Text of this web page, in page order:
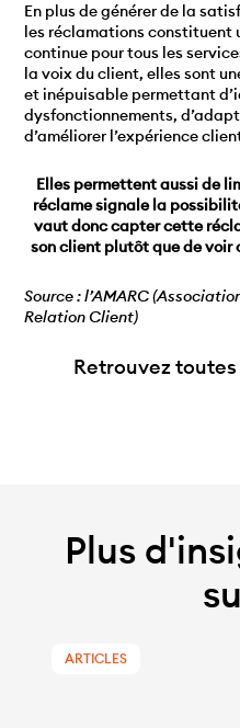
En plus de générer de la
les réclamations constituent
continue pour tous les
la voix du client, elles sont
et inépuisable permettant
dysfonctionnements,
d’améliorer l’expérience
Elles permettent aussi de
réclame signale la
vaut donc capter cette
son client plutôt que de voir
Source : l’AMARC
Relation Client)
Retrouvez toutes
Plus
ARTICLES